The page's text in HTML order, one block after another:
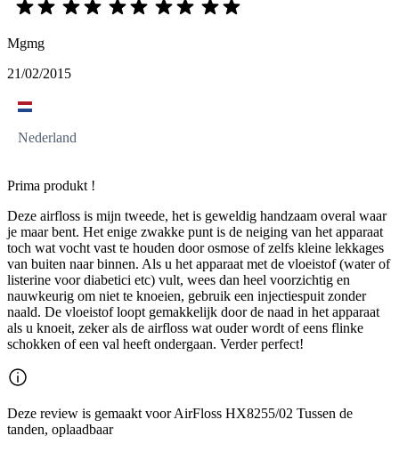
Mgmg
21/02/2015
Nederland
Prima produkt !
Deze airfloss is mijn tweede, het is geweldig handzaam overal waar
je maar bent. Het enige zwakke punt is de neiging van het apparaat
toch wat vocht vast te houden door osmose of zelfs kleine lekkages
van buiten naar binnen. Als u het apparaat met de vloeistof (water of
listerine voor diabetici etc) vult, wees dan heel voorzichtig en
nauwkeurig om niet te knoeien, gebruik een injectiespuit zonder
naald. De vloeistof loopt gemakkelijk door de naad in het apparaat
als u knoeit, zeker als de airfloss wat ouder wordt of eens flinke
schokken of een val heeft ondergaan. Verder perfect!
Deze review is gemaakt voor AirFloss HX8255/02 Tussen de
tanden, oplaadbaar